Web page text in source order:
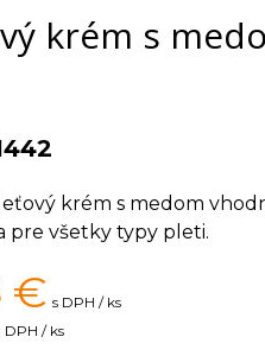
krém s
krém s medom
pre všetky typy pleti.
€ s DPH / ks
DPH / ks